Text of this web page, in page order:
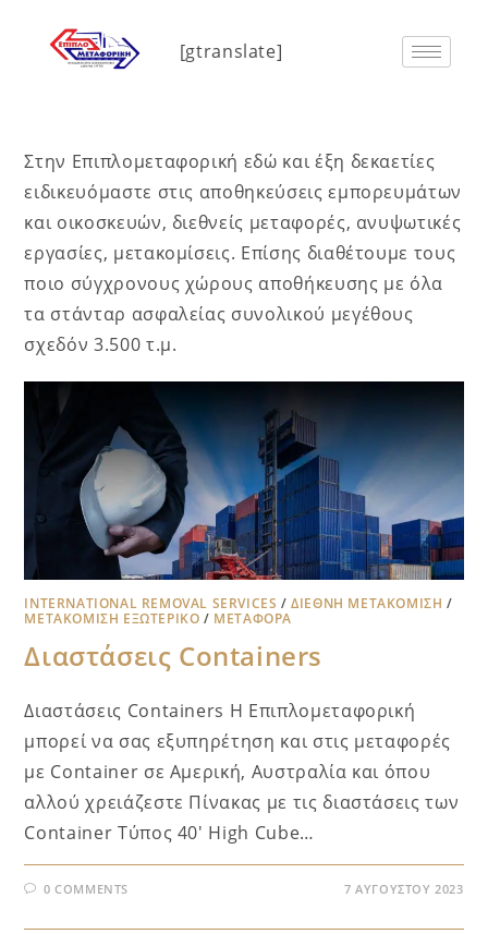
[gtranslate]
Στην Επιπλομεταφορική εδώ και έξη δεκαετίες
ειδικευόμαστε στις αποθηκεύσεις εμπορευμάτων
και οικοσκευών, διεθνείς μεταφορές, ανυψωτικές
εργασίες, μετακομίσεις. Επίσης διαθέτουμε τους
ποιο σύγχρονους χώρους αποθήκευσης με όλα
τα στάνταρ ασφαλείας συνολικού μεγέθους
σχεδόν 3.500 τ.μ.
INTERNATIONAL REMOVAL SERVICES /ΔΙΕΘΝΉ ΜΕΤΑΚΌΜΙΣΗ /
ΜΕΤΑΚΌΜΙΣΗ ΕΞΩΤΕΡΙΚΌ / ΜΕΤΑΦΟΡΑ
Διαστάσεις Containers
Διαστάσεις Containers Η Επιπλομεταφορική
μπορεί να σας εξυπηρέτηση και στις μεταφορές
με Container σε Αμερική, Αυστραλία και όπου
αλλού χρειάζεστε Πίνακας με τις διαστάσεις των
Container Τύπος 40′ High Cube…
0 COMMENTS 7 ΑΥΓΟΎΣΤΟΥ 2023